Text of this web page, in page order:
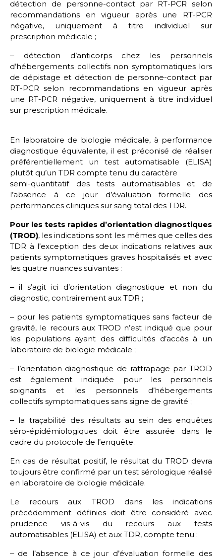
détection de personne-contact par RT-PCR selon
recommandations en vigueur après une RT-PCR
négative, uniquement à titre individuel sur
prescription médicale ;
‒ détection d’anticorps chez les personnels
d’hébergements collectifs non symptomatiques lors
de dépistage et détection de personne-contact par
RT-PCR selon recommandations en vigueur après
une RT-PCR négative, uniquement à titre individuel
sur prescription médicale.
En laboratoire de biologie médicale, à performance
diagnostique équivalente, il est préconisé de réaliser
préférentiellement un test automatisable (ELISA)
plutôt qu’un TDR compte tenu du caractère
semi-quantitatif des tests automatisables et de
l’absence à ce jour d’évaluation formelle des
performances cliniques sur sang total des TDR.
Pour les tests rapides d’orientation diagnostiques
(TROD), les indications sont les mêmes que celles des
TDR à l’exception des deux indications relatives aux
patients symptomatiques graves hospitalisés et avec
les quatre nuances suivantes :
‒ il s’agit ici d’orientation diagnostique et non du
diagnostic, contrairement aux TDR ;
‒ pour les patients symptomatiques sans facteur de
gravité, le recours aux TROD n’est indiqué que pour
les populations ayant des difficultés d’accès à un
laboratoire de biologie médicale ;
‒ l’orientation diagnostique de rattrapage par TROD
est également indiquée pour les personnels
soignants et les personnels d’hébergements
collectifs symptomatiques sans signe de gravité ;
‒ la traçabilité des résultats au sein des enquêtes
séro-épidémiologiques doit être assurée dans le
cadre du protocole de l’enquête.
En cas de résultat positif, le résultat du TROD devra
toujours être confirmé par un test sérologique réalisé
en laboratoire de biologie médicale.
Le recours aux TROD dans les indications
précédemment définies doit être considéré avec
prudence vis-à-vis du recours aux tests
automatisables (ELISA) et aux TDR, compte tenu :
‒ de l’absence à ce jour d’évaluation formelle des